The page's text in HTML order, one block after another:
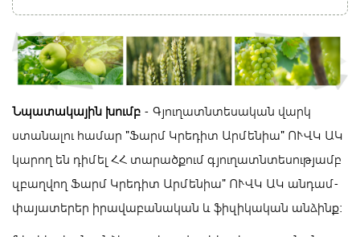
Նպատակային խումբ - Գյուղատնտեսական վարկ
ստանալու համար "Ֆարմ Կրեդիտ Արմենիա" ՈՒՎԿ ԱԿ
կարող են դիմել ՀՀ տարածքում գյուղատնտեսությամբ
զբաղվող Ֆարմ Կրեդիտ Արմենիա" ՈՒՎԿ ԱԿ անդամ-
փայատերեր իրավաբանական և ֆիզիկական անձինք: